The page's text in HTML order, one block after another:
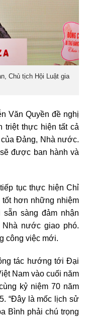
Chủ tịch Hội Luật gia
Văn Quyền đề nghị
triệt thực hiện tất cả
Đảng, Nhà nước.
được ban hành và
tục thực hiện Chỉ
hơn những nhiệm
sàng đảm nhận
nước giao phó.
công việc mới.
tác hướng tới Đại
Nam vào cuối năm
kỷ niệm 70 năm
“Đây là mốc lịch sử
Bình phải chú trọng